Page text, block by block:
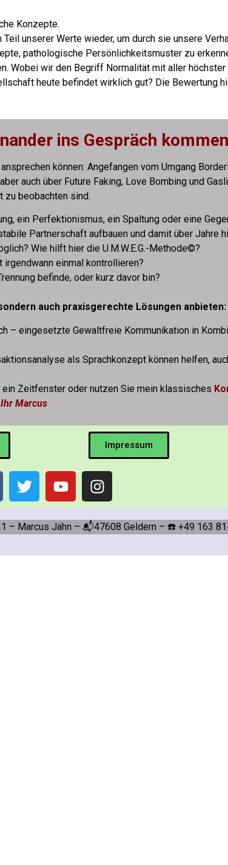
Konzepte.
unserer Werte wieder, um durch sie unsere
pathologische Persönlichkeitsmuster zu
Wobei wir den Begriff Normalität mit aller höchster
heute befindet wirklich gut? Die Bewertung
ins Gespräch
können: Angefangen vom Umgang
auch über Future Faking, Love Bombing und
zu beobachten sind.
ein Perfektionismus, ein Spaltung oder eine
Partnerschaft aufbauen und damit über Jahre
Wie hilft hier die U.M.W.E.G.-Methode©?
irgendwann einmal kontrollieren?
befinde, oder kurz davor bin?
auch praxisgerechte Lösungen anbieten:
– eingesetzte Gewaltfreie Kommunikation in
als Sprachkonzept können helfen,
ein Zeitfenster oder nutzen Sie mein klassisches
Ihr Marcus
Impressum
– Marcus Jähn – 📬47608 Geldern – ☎️ +49 163